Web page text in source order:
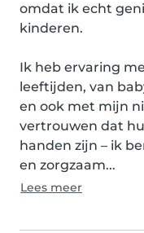
omdat ik echt
kinderen.
Ik heb ervaring
leeftijden, van
en ook met mijn
vertrouwen dat
handen zijn – ik
en zorgzaam...
Lees meer